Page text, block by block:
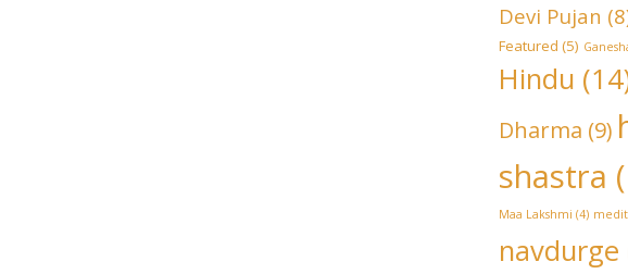
Devi Pujan
Featured (5)
Hindu
Dharma (9)
shastra
Maa Lakshmi (4)
navdurge